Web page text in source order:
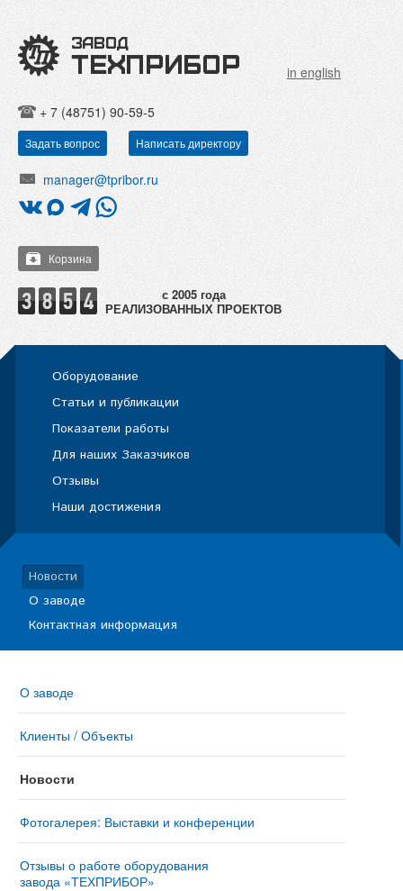
in english
+ 7 (48751) 90-59-5
Задать вопрос Написать директору
manager@tpribor.ru
Корзина
РЕАЛИЗОВАННЫХ ПРОЕКТОВ
Оборудование
Статьи и публикации
Показатели работы
Для наших Заказчиков
Отзывы
Наши достижения
Новости
О заводе
Контактная информация
О заводе
Клиенты / Объекты
Новости
Фотогалерея: Выставки и конференции
Отзывы о работе оборудования
завода «ТЕХПРИБОР»